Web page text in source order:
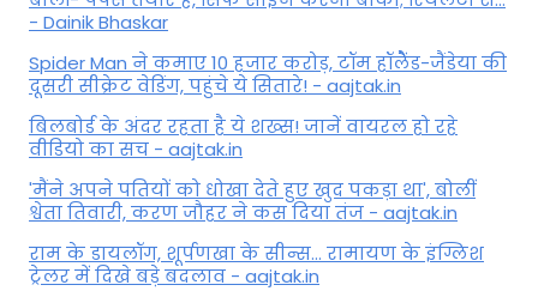
- Dainik Bhaskar
Spider Man ने कमाए 10 हजार करोड़, टॉम हॉलैेंड-जैंडेया की
दूसरी सीक्रेट वेडिंग, पहुंचे ये सितारे! - aajtak.in
बिलबोर्ड के अंदर रहता है ये शख्स! जानें वायरल हो रहे
वीडियो का सच - aajtak.in
'मैंने अपने पतियों को धोखा देते हुए खुद पकड़ा था', बोलीं
श्वेता तिवारी, करण जौहर ने कस दिया तंज - aajtak.in
राम के डायलॉग, शूर्पणखा के सीन्स... रामायण के इंग्लिश
ट्रेलर में दिखे बड़े बदलाव - aajtak.in